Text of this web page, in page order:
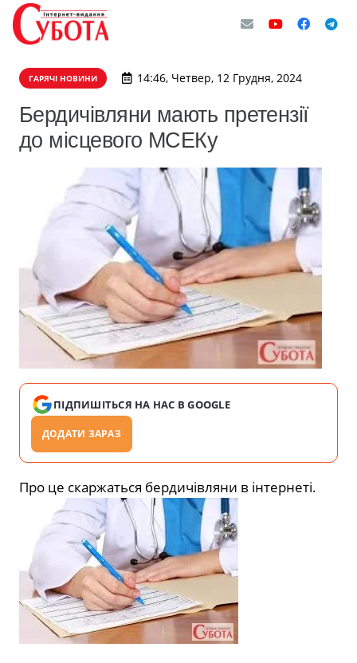
ГАРЯЧІ НОВИНИ 14:46, Четвер, 12 Грудня, 2024
Бердичівляни мають претензії
до місцевого МСЕКу
ПІДПИШІТЬСЯ НА НАС В GOOGLE
ДОДАТИ ЗАРАЗ
Про це скаржаться бердичівляни в інтернеті.